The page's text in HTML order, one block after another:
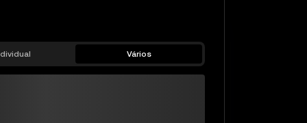
Vários